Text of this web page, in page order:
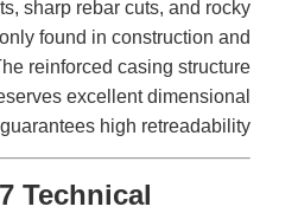
sharp rebar cuts, and rocky
found in construction and
reinforced casing structure
excellent dimensional
high retreadability.
Technical